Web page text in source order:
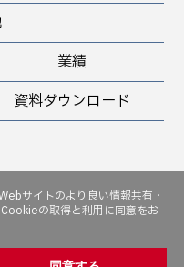
業績
資料ダウンロード
サイトのより良い情報共有・
の取得と利用に同意をお